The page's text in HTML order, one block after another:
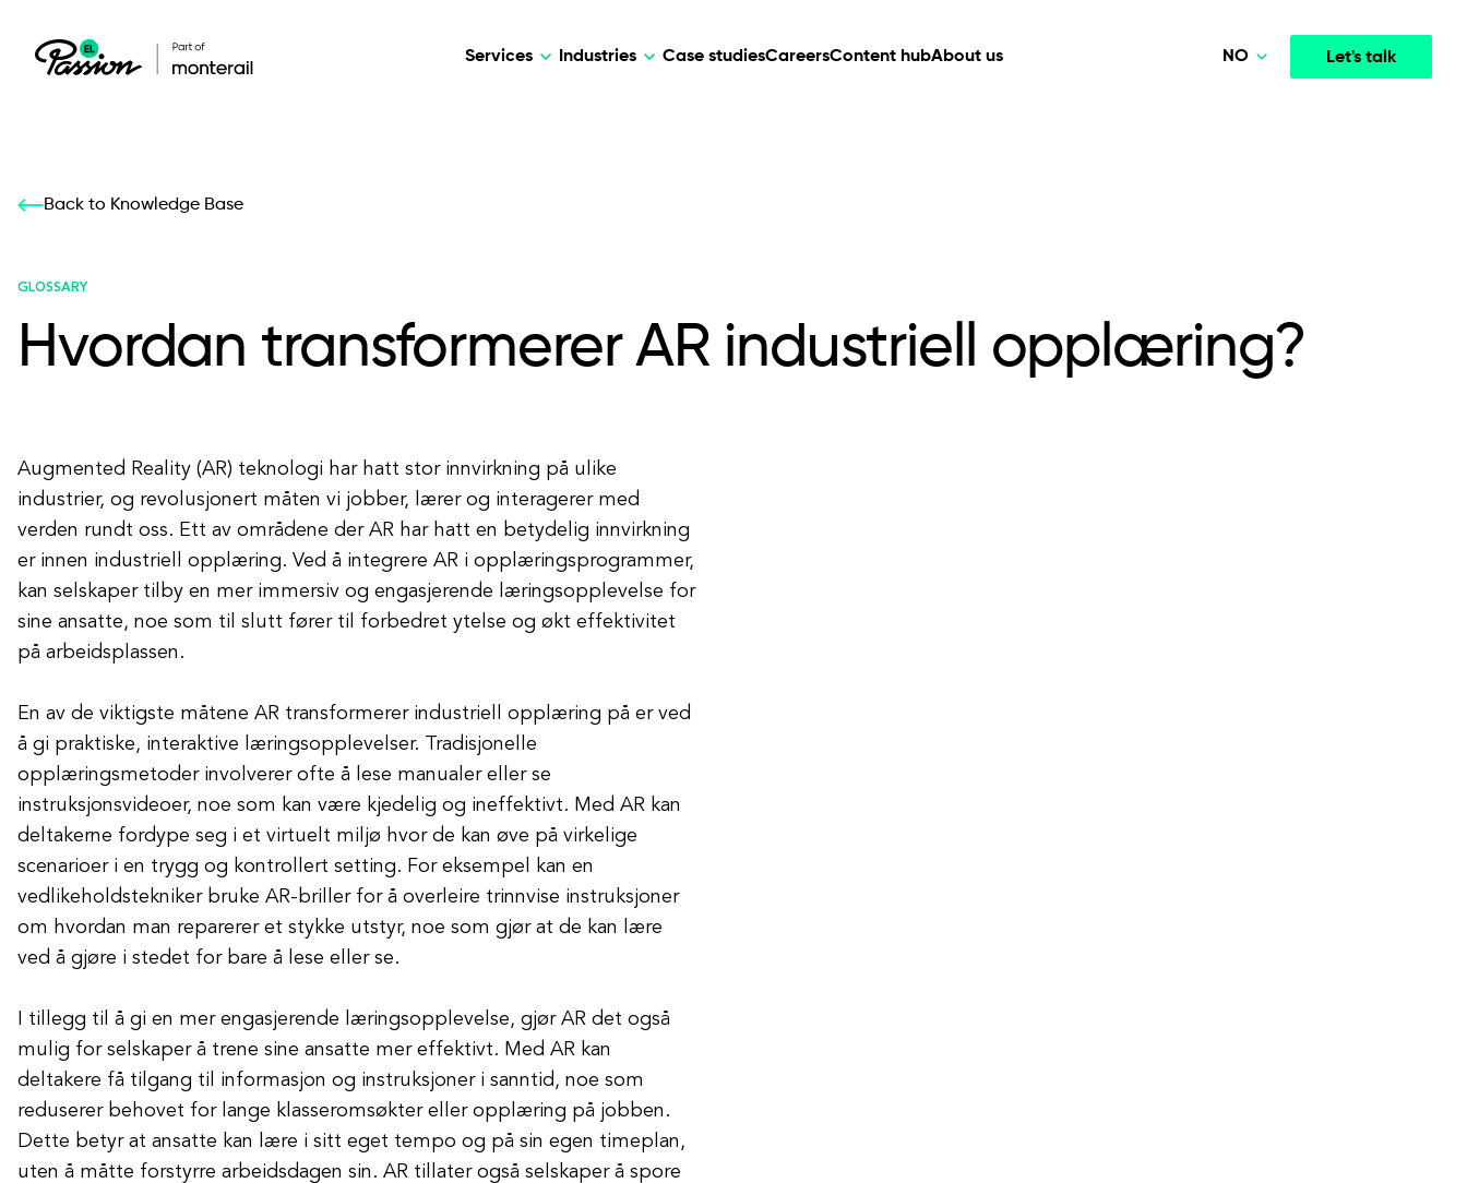
Services
Our services: build,
All services
Industries
Our services: build,
Case studiesCareersContent hubAbout us Let's talk
NO
Back to Knowledge Base
GLOSSARY
Hvordan transformerer AR industriell opplæring?
Augmented Reality (AR) teknologi har hatt stor innvirkning på ulike
industrier, og revolusjonert måten vi jobber, lærer og interagerer med
verden rundt oss. Ett av områdene der AR har hatt en betydelig innvirkning
er innen industriell opplæring. Ved å integrere AR i opplæringsprogrammer,
kan selskaper tilby en mer immersiv og engasjerende læringsopplevelse for
sine ansatte, noe som til slutt fører til forbedret ytelse og økt effektivitet
på arbeidsplassen.
En av de viktigste måtene AR transformerer industriell opplæring på er ved
å gi praktiske, interaktive læringsopplevelser. Tradisjonelle
opplæringsmetoder involverer ofte å lese manualer eller se
instruksjonsvideoer, noe som kan være kjedelig og ineffektivt. Med AR kan
deltakerne fordype seg i et virtuelt miljø hvor de kan øve på virkelige
scenarioer i en trygg og kontrollert setting. For eksempel kan en
vedlikeholdstekniker bruke AR-briller for å overleire trinnvise instruksjoner
om hvordan man reparerer et stykke utstyr, noe som gjør at de kan lære
ved å gjøre i stedet for bare å lese eller se.
I tillegg til å gi en mer engasjerende læringsopplevelse, gjør AR det også
mulig for selskaper å trene sine ansatte mer effektivt. Med AR kan
deltakere få tilgang til informasjon og instruksjoner i sanntid, noe som
reduserer behovet for lange klasseromsøkter eller opplæring på jobben.
Dette betyr at ansatte kan lære i sitt eget tempo og på sin egen timeplan,
uten å måtte forstyrre arbeidsdagen sin. AR tillater også selskaper å spore